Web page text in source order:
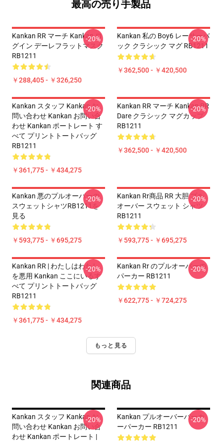
最高の売り手製品
Kankan RR マーチ Kankan ロ
グイン デーレフラットマスク
RB1211
￥288,405 - ￥326,250
-20%
Kankan 私の Boy6 レーサーバ
ック クラシック マグ RB1211
￥362,500 - ￥420,500
-20%
Kankan スタッフ Kankan お
問い合わせ Kankan お問い合
わせ Kankan ポートレート す
べて プリントトートバッグ
RB1211
￥361,775 - ￥434,275
-20%
Kankan RR マーチ Kankan RR
Dare クラシック マグカップ
RB1211
￥362,500 - ￥420,500
-20%
Kankan 悪のプルオーバーの
スウェットシャツRB1211を
見る
￥593,775 - ￥695,275
-20%
Kankan Rr商品 RR 大胆 プル
オーバー スウェット シャツ
RB1211
￥593,775 - ￥695,275
-20%
Kankan RR | わたしはわたし
を悪用 Kankan ここにいるす
べて プリントトートバッグ
RB1211
￥361,775 - ￥434,275
-20%
Kankan Rr のプルオーバーの
パーカー RB1211
￥622,775 - ￥724,275
-20%
もっと見る
関連商品
Kankan スタッフ Kankan お
問い合わせ Kankan お問い合
わせ Kankan ポートレート |
-20%
Kankan プルオーバーパーカ
ーパーカー RB1211
-20%